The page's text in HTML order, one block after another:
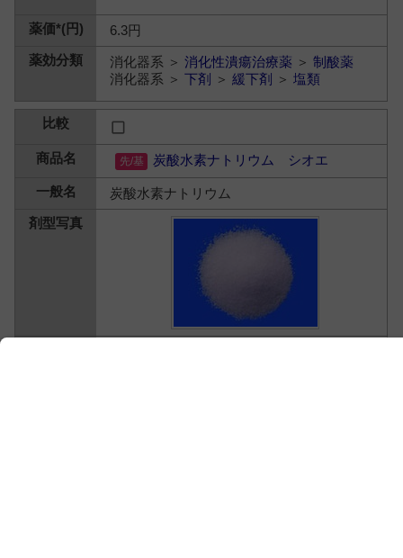
6.3円
消化器系 ＞消化性潰瘍治療薬 ＞制酸薬
消化器系 ＞下剤 ＞緩下剤 ＞塩類
炭酸水素ナトリウム シオエ
炭酸水素ナトリウム